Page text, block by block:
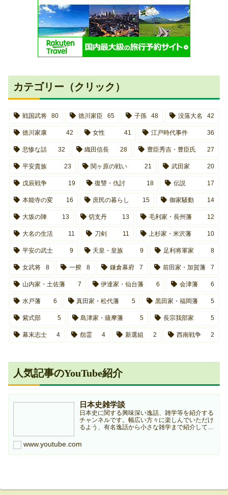
カテゴリー（クリック）
戦国武将 80 徳川家臣 65 子孫 48 没落大名 42
徳川家康 42 女性 41 江戸時代事件 36
悲惨な話 32 織田信長 28 豊臣秀吉・豊臣氏 27
平安貴族 23 関ヶ原の戦い 21 武田家 20
戊辰戦争 19 復讐・仇討 18 伝説 17
本能寺の変 16 庶民の暮らし 15 御家騒動 14
大坂の陣 13 切支丹 13 毛利家・長州藩 12
大名の生活 11 刀剣 11 上杉家・米沢藩 10
平安の武士 9 天皇・皇族 9 足利将軍家 8
女武将 8 一揆 8 鎌倉幕府 7 前田家・加賀藩 7
山内家・土佐藩 7 伊達家・仙台藩 6 会津藩 6
水戸藩 6 真田家・松代藩 5 黒田家・福岡藩 5
紫式部 5 島津家・薩摩藩 5 長宗我部家 5
幕末志士 4 怨霊 4 新選組 2 西南戦争 2
人気記事のYouTube紹介
日本史雑学談
日本史に関する興味深い逸話、雑学等を紹介する
チャンネルです。幅広い方々に楽しんでいただけ
るよう、有名逸話から小さな雑学まで紹介してい
ンネルは個人ブログ『日本史雑学庵』の記事を元
に作成していますので...
www.youtube.com